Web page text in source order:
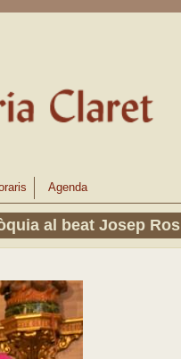
Agenda
al beat Josep Ros